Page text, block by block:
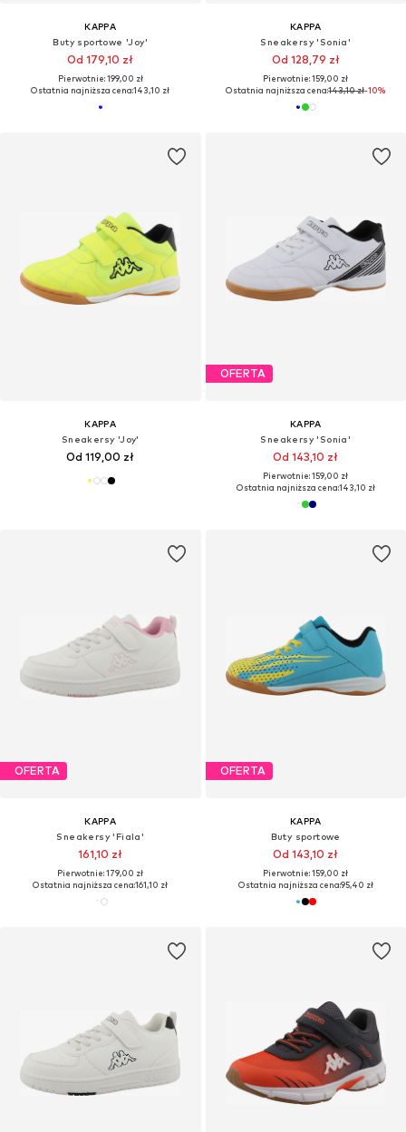
KAPPA
Buty sportowe 'Joy'
Od 179,10 zł
Pierwotnie: 199,00 zł
Ostatnia najniższa cena:143,10 zł
KAPPA
Sneakersy 'Sonia'
Od 128,79 zł
Pierwotnie: 159,00 zł
Ostatnia najniższa cena:143,10 zł-10%
KAPPA
Sneakersy 'Joy'
Od 119,00 zł
OFERTA
KAPPA
Sneakersy 'Sonia'
Od 143,10 zł
Pierwotnie: 159,00 zł
Ostatnia najniższa cena:143,10 zł
OFERTA
KAPPA
Sneakersy 'Fiala'
161,10 zł
Pierwotnie: 179,00 zł
Ostatnia najniższa cena:161,10 zł
OFERTA
KAPPA
Buty sportowe
Od 143,10 zł
Pierwotnie: 159,00 zł
Ostatnia najniższa cena:95,40 zł